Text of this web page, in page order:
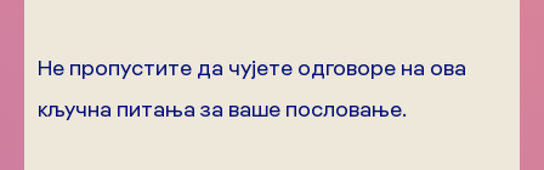
Не пропустите да чујете одговоре на ова
кључна питања за ваше пословање.